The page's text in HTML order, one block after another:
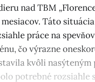
nad TBM
Táto
práce na
čo výrazne
kvôli nasýteným
potrebné rozsiahle